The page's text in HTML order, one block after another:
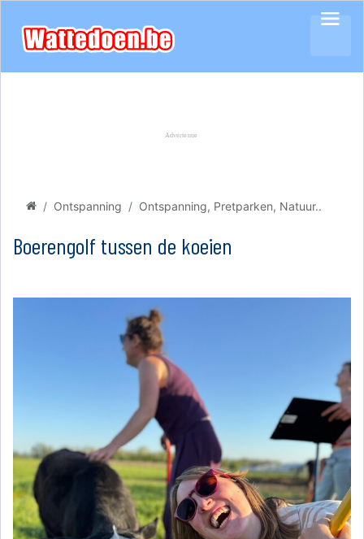
Ontspanning Ontspanning, Pretparken, Natuur..
Boerengolf tussen de koeien